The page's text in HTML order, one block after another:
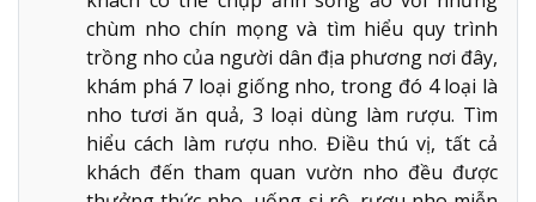
chùm nho chín mọng và tìm hiểu quy trình
trồng nho của người dân địa phương nơi đây,
khám phá 7 loại giống nho, trong đó 4 loại là
nho tươi ăn quả, 3 loại dùng làm rượu. Tìm
hiểu cách làm rượu nho. Điều thú vị, tất cả
khách đến tham quan vườn nho đều được